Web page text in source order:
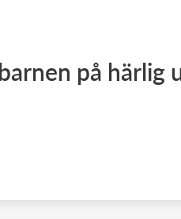
på härlig